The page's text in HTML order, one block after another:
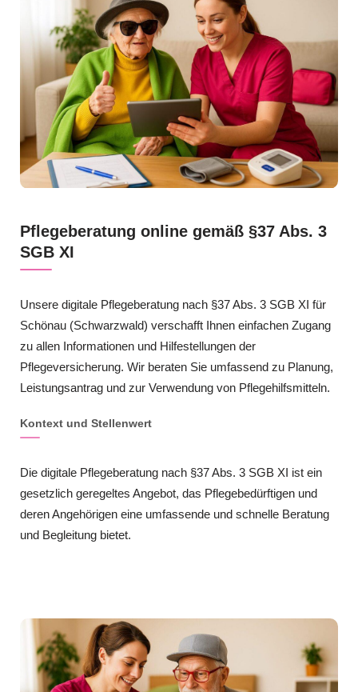
Pflegeberatung online gemäß §37 Abs. 3
SGB XI
Unsere digitale Pflegeberatung nach §37 Abs. 3 SGB XI für
Schönau (Schwarzwald) verschafft Ihnen einfachen Zugang
zu allen Informationen und Hilfestellungen der
Pflegeversicherung. Wir beraten Sie umfassend zu Planung,
Leistungsantrag und zur Verwendung von Pflegehilfsmitteln.
Kontext und Stellenwert
Die digitale Pflegeberatung nach §37 Abs. 3 SGB XI ist ein
gesetzlich geregeltes Angebot, das Pflegebedürftigen und
deren Angehörigen eine umfassende und schnelle Beratung
und Begleitung bietet.